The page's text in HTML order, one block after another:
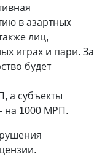
в азартных
лиц,
играх и пари. За
будет
а субъекты
на 1000 МРП.